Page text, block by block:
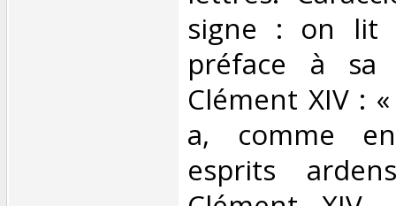
signe : on lit
préface à sa
Clément XIV :
a, comme
esprits